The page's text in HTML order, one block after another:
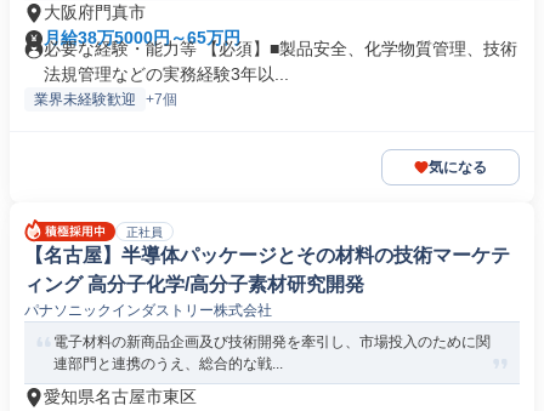
大阪府門真市
月給38万5000円～65万円
必要な経験・能力等 【必須】■製品安全、化学物質管理、技術
法規管理などの実務経験3年以...
業界未経験歓迎 +7個
気になる
正社員
【名古屋】半導体パッケージとその材料の技術マーケテ
ィング 高分子化学/高分子素材研究開発
パナソニックインダストリー株式会社
電子材料の新商品企画及び技術開発を牽引し、市場投入のために関
連部門と連携のうえ、総合的な戦...
愛知県名古屋市東区